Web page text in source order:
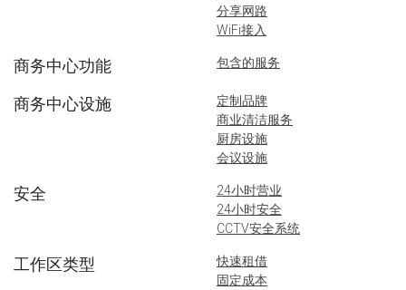
分享网路
WiFi接入
商务中心功能 包含的服务
商务中心设施
定制品牌
商业清洁服务
厨房设施
会议设施
安全
24小时营业
24小时安全
CCTV安全系统
工作区类型
快速租借
固定成本